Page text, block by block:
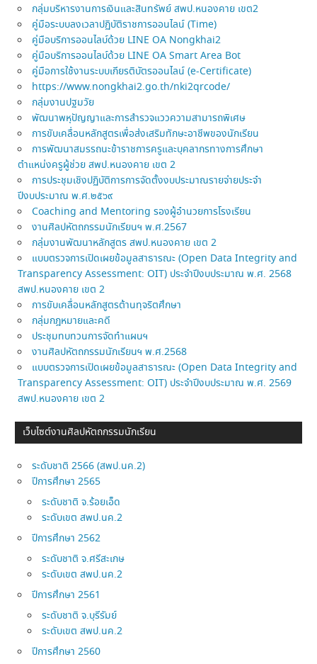
กลุ่มบริหารงานการเงินและสินทรัพย์ สพป.หนองคาย เขต2
คู่มือระบบลงเวลาปฏิบัติราชการออนไลน์ (Time)
คู่มือบริการออนไลบ์ด้วย LINE OA Nongkhai2
คู่มือบริการออนไลบ์ด้วย LINE OA Smart Area Bot
คู่มือการใช้งานระบบเกียรติบัตรออนไลน์ (e-Certificate)
https://www.nongkhai2.go.th/nki2qrcode/
กลุ่มงานปฐมวัย
พัฒนาพหุปัญญาและการสำรวจแววความสามารถพิเศษ
การขับเคลื่อนหลักสูตรเพื่อส่งเสริมทักษะอาชีพของนักเรียน
การพัฒนาสมรรถนะข้าราชการครูและบุคลากรทางการศึกษา
ตำแหน่งครูผู้ช่วย สพป.หนองคาย เขต 2
การประชุมเชิงปฏิบัติการการจัดตั้งงบประมาณรายจ่ายประจำ
ปีงบประมาณ พ.ศ.๒๕๖๙
Coaching and Mentoring รองผู้อำนวยการโรงเรียน
งานศิลปหัตถกรรมนักเรียนฯ พ.ศ.2567
กลุ่มงานพัฒนาหลักสูตร สพป.หนองคาย เขต 2
แบบตรวจการเปิดเผยข้อมูลสาธารณะ (Open Data Integrity and
Transparency Assessment: OIT) ประจำปีงบประมาณ พ.ศ. 2568
สพป.หนองคาย เขต 2
การขับเคลื่อนหลักสูตรต้านทุจริตศึกษา
กลุ่มกฎหมายและคดี
ประชุมทบทวนการจัดทำแผนฯ
งานศิลปหัตถกรรมนักเรียนฯ พ.ศ.2568
แบบตรวจการเปิดเผยข้อมูลสาธารณะ (Open Data Integrity and
Transparency Assessment: OIT) ประจำปีงบประมาณ พ.ศ. 2569
สพป.หนองคาย เขต 2
เว็บไซต์งานศิลปหัตถกรรมนักเรียน
ระดับชาติ 2566 (สพป.นค.2)
ปีการศึกษา 2565
ระดับชาติ จ.ร้อยเอ็ด
ระดับเขต สพป.นค.2
ปีการศึกษา 2562
ระดับชาติ จ.ศรีสะเกษ
ระดับเขต สพป.นค.2
ปีการศึกษา 2561
ระดับชาติ จ.บุรีรัมย์
ระดับเขต สพป.นค.2
ปีการศึกษา 2560